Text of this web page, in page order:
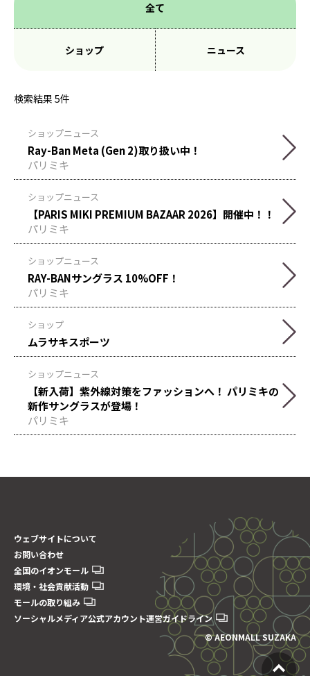
全て
ショップ ニュース
検索結果 5件
ショップニュース
Ray-Ban Meta (Gen 2)取り扱い中！
パリミキ
ショップニュース
【PARIS MIKI PREMIUM BAZAAR 2026】開催中！！
パリミキ
ショップニュース
RAY-BANサングラス 10%OFF！
パリミキ
ショップ
ムラサキスポーツ
ショップニュース
【新入荷】紫外線対策をファッションへ！ パリミキの
新作サングラスが登場！
パリミキ
ウェブサイトについて
お問い合わせ
全国のイオンモール
環境・社会貢献活動
モールの取り組み
ソーシャルメディア公式アカウント運営ガイドライン
© AEONMALL SUZAKA